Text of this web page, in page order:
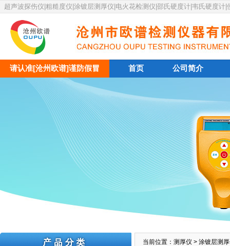
超声波探伤仪|粗糙度仪|涂镀层测厚仪|电火花检测仪|邵氏硬度计|韦氏硬度计|
请认准[沧州欧谱]谨防假冒 首页 公司简介
当前位置： 测厚仪 > 涂镀层测